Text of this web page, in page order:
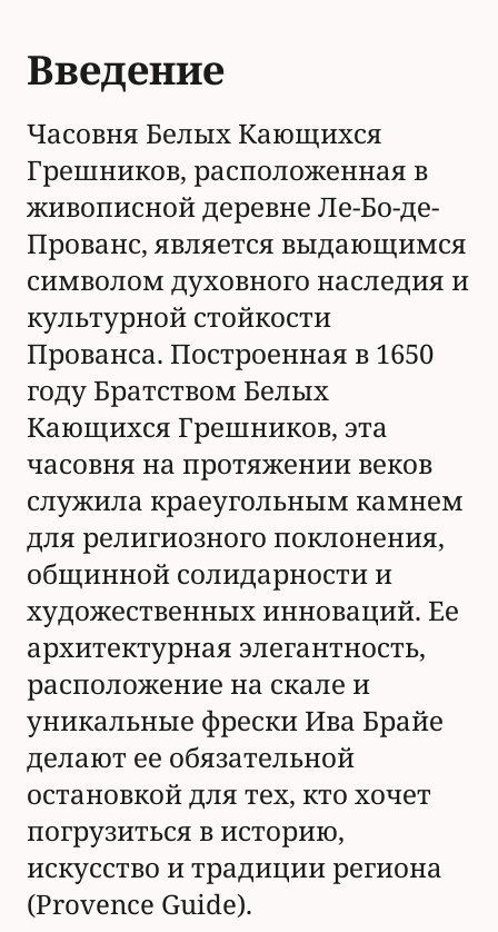
Введение
Часовня Белых Кающихся
Грешников, расположенная в
живописной деревне Ле-Бо-де-
Прованс, является выдающимся
символом духовного наследия и
культурной стойкости
Прованса. Построенная в 1650
году Братством Белых
Кающихся Грешников, эта
часовня на протяжении веков
служила краеугольным камнем
для религиозного поклонения,
общинной солидарности и
художественных инноваций. Ее
архитектурная элегантность,
расположение на скале и
уникальные фрески Ива Брайе
делают ее обязательной
остановкой для тех, кто хочет
погрузиться в историю,
искусство и традиции региона
(Provence Guide).